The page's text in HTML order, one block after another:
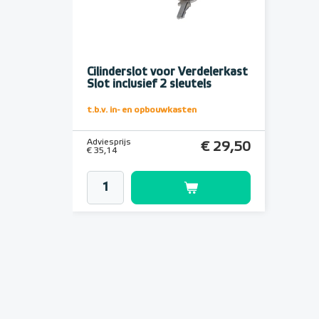
Cilinderslot voor Verdelerkast
Slot inclusief 2 sleutels
t.b.v. in- en opbouwkasten
Adviesprijs
€ 35,14
€ 29,50